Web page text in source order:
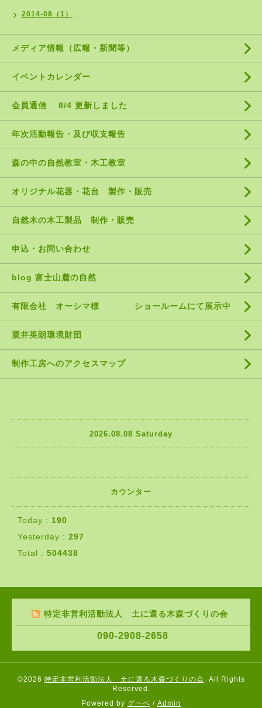
2014-08（1）
メディア情報（広報・新聞等）
イベントカレンダー
会員通信 8/4 更新しました
年次活動報告・及び収支報告
森の中の自然教室・木工教室
オリジナル花器・花台 製作・販売
自然木の木工製品 制作・販売
申込・お問い合わせ
blog 富士山麓の自然
有限会社 オーシマ様 ショールームにて展示中
粟井英朗環境財団
制作工房へのアクセスマップ
2026.08.08 Saturday
カウンター
Today : 190
Yesterday : 297
Total : 504438
特定非営利活動法人 土に還る木森づくりの会
090-2908-2658
©2026 特定非営利活動法人 土に還る木森づくりの会. All Rights
Reserved.
Powered by グーペ / Admin